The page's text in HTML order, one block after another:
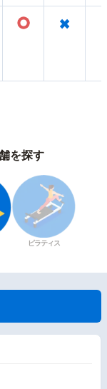
○ ×
を探す
ピラティス